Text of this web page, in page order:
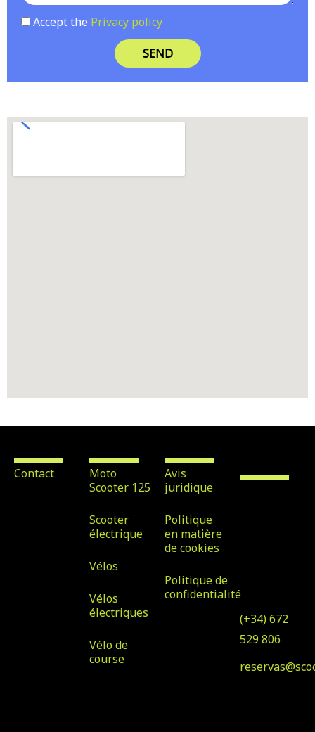
Accept the Privacy policy
SEND
Contact
Moto
Scooter 125
Scooter
électrique
Vélos
Vélos
électriques
Vélo de
course
Avis
juridique
Politique
en matière
de cookies
Politique de
confidentialitéde Tirajana
(+34) 672
529 806